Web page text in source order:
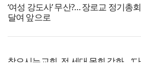
‘여성 강도사’ 무산?… 장로교 정기총
달여 앞으로
찾으시는교회, 전 세대 목회 강화… ‘